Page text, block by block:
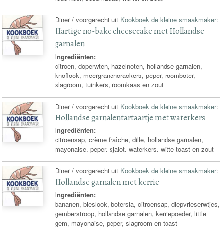
Diner / voorgerecht uit Kookboek de kleine smaakmaker:
Hartige no-bake cheesecake met Hollandse
garnalen
Ingrediënten:
citroen, doperwten, hazelnoten, hollandse garnalen,
knoflook, meergranencrackers, peper, roomboter,
slagroom, tuinkers, roomkaas en zout
Diner / voorgerecht uit Kookboek de kleine smaakmaker:
Hollandse garnalentartaartje met waterkers
Ingrediënten:
citroensap, crème fraîche, dille, hollandse garnalen,
mayonaise, peper, sjalot, waterkers, witte toast en zout
Diner / voorgerecht uit Kookboek de kleine smaakmaker:
Hollandse garnalen met kerrie
Ingrediënten:
bananen, bieslook, botersla, citroensap, diepvrieserwtjes,
gemberstroop, hollandse garnalen, kerriepoeder, little
gem, mayonaise, peper, slagroom en toast